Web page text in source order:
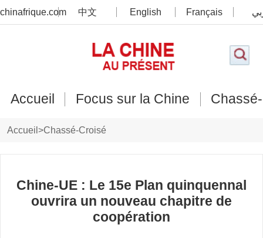
chinafrique.com 中文 English Français
Accueil Focus sur la Chine
Accueil >Chassé-Croisé
Chine-UE : Le 15e Plan quinquennal
ouvrira un nouveau chapitre de
coopération